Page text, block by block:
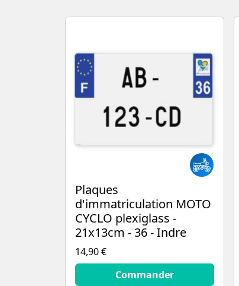
Plaques
d'immatriculation MOTO
CYCLO plexiglass -
21x13cm - 36 - Indre
14,90 €
14.9
Commander